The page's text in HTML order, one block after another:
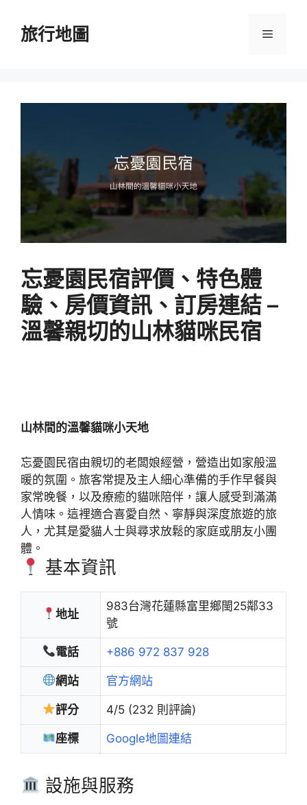
旅行地圖 選
忘憂園民宿評價、特色體
驗、房價資訊、訂房連結 –
溫馨親切的山林貓咪民宿
山林間的溫馨貓咪小天地
忘憂園民宿由親切的老闆娘經營，營造出如家般溫
暖的氛圍。旅客常提及主人細心準備的手作早餐與
家常晚餐，以及療癒的貓咪陪伴，讓人感受到滿滿
人情味。這裡適合喜愛自然、寧靜與深度旅遊的旅
人，尤其是愛貓人士與尋求放鬆的家庭或朋友小團
體。
基本資訊
地址
983台灣花蓮縣富里鄉閩25鄰33
號
電話 +886 972 837 928
網站 官方網站
評分 4/5 (232 則評論)
座標 Google地圖連結
設施與服務